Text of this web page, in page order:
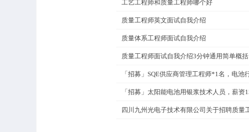
工艺工程师和质量工程师哪个好
质量工程师英文面试自我介绍
质量体系工程师面试自我介绍
质量工程师面试自我介绍3分钟通用简单概括